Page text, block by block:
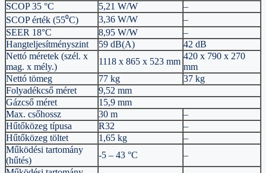
SCOP 35 °C
5,21 W/W
–
SCOP érték (55⁰C)
3,36 W/W
–
SEER 18°C
8,95 W/W
–
Hangteljesítményszint
59 dB(A)
42 dB
Nettó méretek (szél. x
mag. x mély.)
1118 x 865 x 523 mm
420 x 790 x 270
mm
Nettó tömeg
77 kg
37 kg
Folyadékcső méret
9,52 mm
Gázcső méret
15,9 mm
Max. csőhossz
30 m
–
Hűtőközeg típusa
R32
–
Hűtőközeg töltet
1,65 kg
–
Működési tartomány
(hűtés)
-5 – 43 °C
–